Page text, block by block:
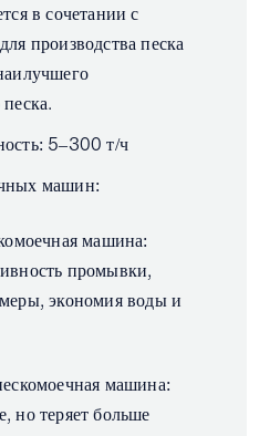
в сочетании с
производства песка
5–300 т/ч
машин:
машина:
промывки,
экономия воды и
машина:
но теряет больше